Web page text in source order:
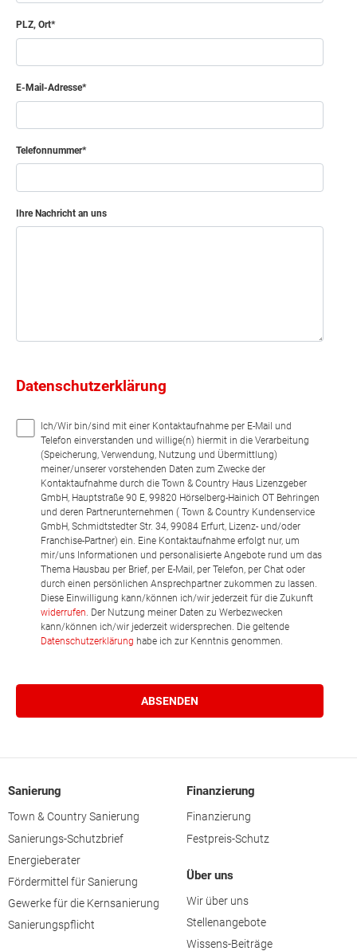
PLZ, Ort
E-Mail-Adresse
Telefonnummer
Ihre Nachricht an uns
Datenschutzerklärung
Ich/Wir bin/sind mit einer Kontaktaufnahme per E-Mail und
Telefon einverstanden und willige(n) hiermit in die Verarbeitung
(Speicherung, Verwendung, Nutzung und Übermittlung)
meiner/unserer vorstehenden Daten zum Zwecke der
Kontaktaufnahme durch die Town & Country Haus Lizenzgeber
GmbH, Hauptstraße 90 E, 99820 Hörselberg-Hainich OT Behringen
und deren Partnerunternehmen ( Town & Country Kundenservice
GmbH, Schmidtstedter Str. 34, 99084 Erfurt, Lizenz- und/oder
Franchise-Partner) ein. Eine Kontaktaufnahme erfolgt nur, um
mir/uns Informationen und personalisierte Angebote rund um das
Thema Hausbau per Brief, per E-Mail, per Telefon, per Chat oder
durch einen persönlichen Ansprechpartner zukommen zu lassen.
Diese Einwilligung kann/können ich/wir jederzeit für die Zukunft
widerrufen. Der Nutzung meiner Daten zu Werbezwecken
kann/können ich/wir jederzeit widersprechen. Die geltende
Datenschutzerklärung habe ich zur Kenntnis genommen.
Sanierung
Town & Country Sanierung
Sanierungs-Schutzbrief
Energieberater
Fördermittel für Sanierung
Gewerke für die Kernsanierung
Sanierungspflicht
Finanzierung
Finanzierung
Festpreis-Schutz
Über uns
Wir über uns
Stellenangebote
Wissens-Beiträge